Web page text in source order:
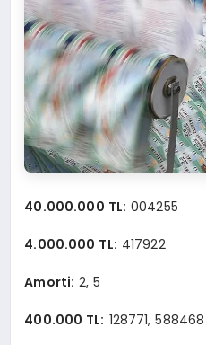
40.000.000 TL: 004255
4.000.000 TL: 417922
Amorti: 2, 5
400.000 TL: 128771, 588468